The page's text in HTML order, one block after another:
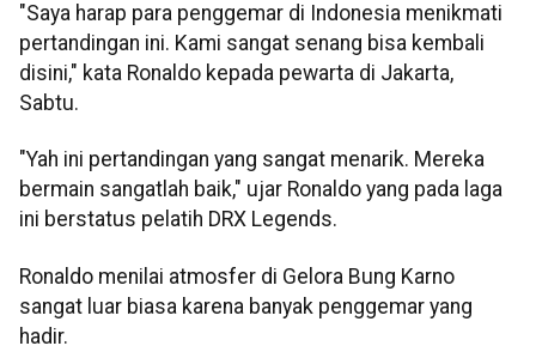
"Saya harap para penggemar di Indonesia menikmati
pertandingan ini. Kami sangat senang bisa kembali
disini," kata Ronaldo kepada pewarta di Jakarta,
Sabtu.
"Yah ini pertandingan yang sangat menarik. Mereka
bermain sangatlah baik," ujar Ronaldo yang pada laga
ini berstatus pelatih DRX Legends.
Ronaldo menilai atmosfer di Gelora Bung Karno
sangat luar biasa karena banyak penggemar yang
hadir.